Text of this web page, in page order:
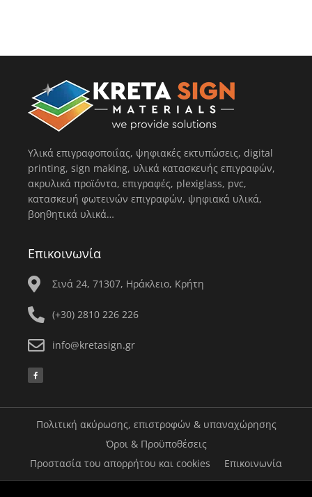
Υλικά επιγραφοποιΐας, ψηφιακές εκτυπώσεις, digital
printing, sign making, υλικά κατασκευής επιγραφών,
ακρυλικά προϊόντα, επιγραφές, plexiglass, pvc,
κατασκευή φωτεινών επιγραφών, ψηφιακά υλικά,
βοηθητικά υλικά…
Επικοινωνία
Σινά 24, 71307, Ηράκλειο, Κρήτη
(+30) 2810 226 226
info@kretasign.gr
F
a
c
o
kΠολιτική ακύρωσης, επιστροφών & υπαναχώρησης
Όροι & Προϋποθέσεις
Προστασία του απορρήτου και cookies
Επικοινωνία